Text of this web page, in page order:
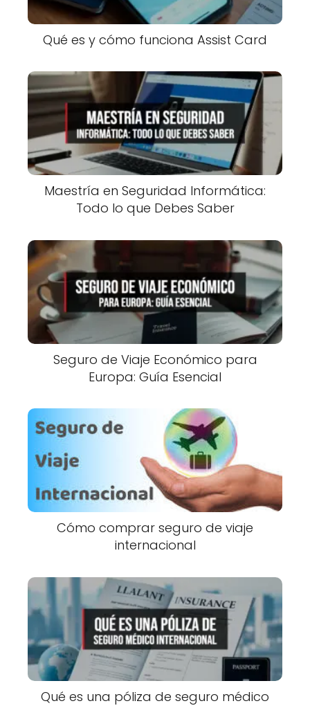
Qué es y cómo funciona Assist Card
Maestría en Seguridad Informática:
Todo lo que Debes Saber
Seguro de Viaje Económico para
Europa: Guía Esencial
Cómo comprar seguro de viaje
internacional
Qué es una póliza de seguro médico